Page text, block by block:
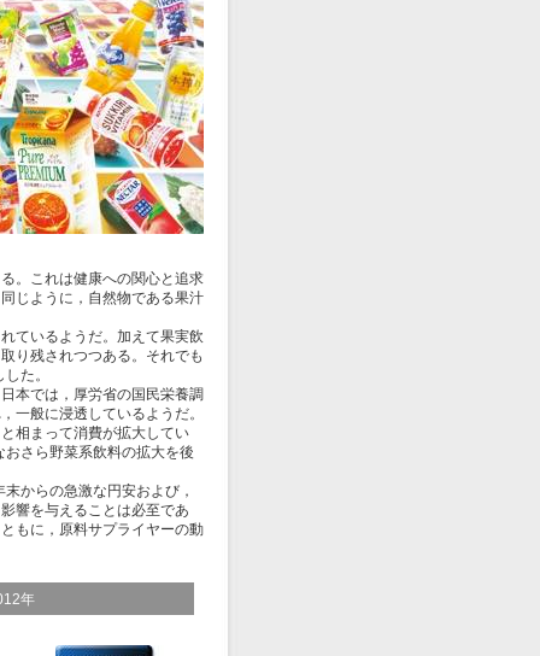
。これは健康への関心と追求
じように，自然物である果汁
ているようだ。加えて果実飲
り残されつつある。それでも
た。
本では，厚労省の国民栄養調
一般に浸透しているようだ。
相まって消費が拡大してい
さら野菜系飲料の拡大を後
からの急激な円安および，
響を与えることは必至であ
もに，原料サプライヤーの動
年